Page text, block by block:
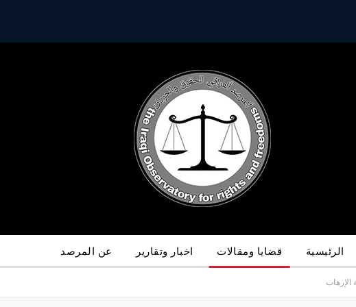
الرئيسية قضايا ومقالات اخبار وتقارير عن المرصد
الإرهاب